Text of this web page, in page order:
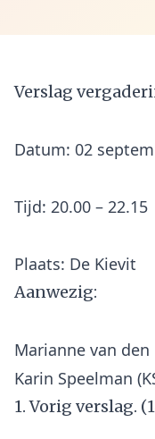
Verslag
Datum: 02
Tijd: 20.00 – 22.15
Aanwezig:
Marianne van den
1. Vorig verslag.